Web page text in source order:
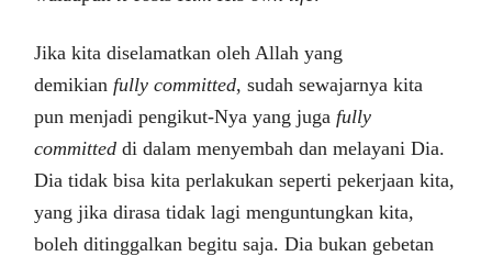
Jika kita diselamatkan oleh Allah yang
demikian fully committed, sudah sewajarnya kita
pun menjadi pengikut-Nya yang juga fully
committed di dalam menyembah dan melayani Dia.
Dia tidak bisa kita perlakukan seperti pekerjaan kita,
yang jika dirasa tidak lagi menguntungkan kita,
boleh ditinggalkan begitu saja. Dia bukan gebetan